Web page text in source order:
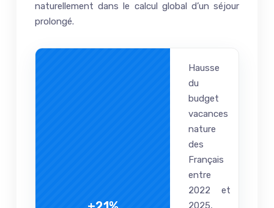
naturellement dans le calcul global d’un séjour
prolongé.
Hausse
du
budget
vacances
nature
des
Français
entre
2022 et
2025,